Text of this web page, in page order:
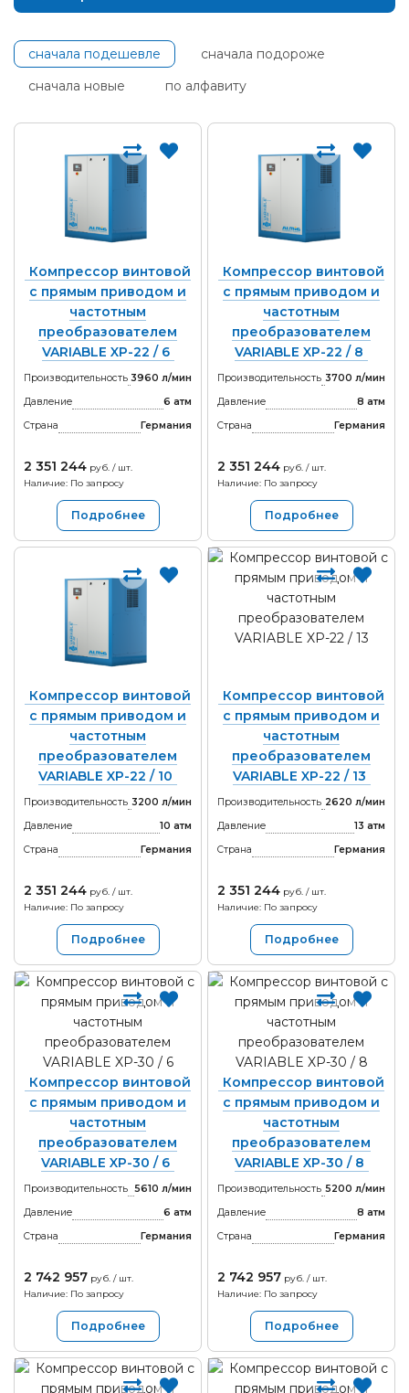
сначала подешевле
сначала подороже
сначала новые
по алфавиту
Компрессор винтовой
с прямым приводом и
частотным
преобразователем
VARIABLE XP-22 / 6
Производительность 3960 л/мин
Давление
6 атм
Страна
Германия
2 351 244 руб. / шт.
Наличие: По запросу
Подробнее
Компрессор винтовой
с прямым приводом и
частотным
преобразователем
VARIABLE XP-22 / 8
Производительность 3700 л/мин
Давление
8 атм
Страна
Германия
2 351 244 руб. / шт.
Наличие: По запросу
Подробнее
Компрессор винтовой
с прямым приводом и
частотным
преобразователем
VARIABLE XP-22 / 10
Производительность 3200 л/мин
Давление
10 атм
Страна
Германия
2 351 244 руб. / шт.
Наличие: По запросу
Подробнее
Компрессор винтовой
с прямым приводом и
частотным
преобразователем
VARIABLE XP-22 / 13
Производительность 2620 л/мин
Давление
13 атм
Страна
Германия
2 351 244 руб. / шт.
Наличие: По запросу
Подробнее
Компрессор винтовой
с прямым приводом и
частотным
преобразователем
VARIABLE XP-30 / 6
Производительность 5610 л/мин
Давление
6 атм
Страна
Германия
2 742 957 руб. / шт.
Наличие: По запросу
Подробнее
Компрессор винтовой
с прямым приводом и
частотным
преобразователем
VARIABLE XP-30 / 8
Производительность 5200 л/мин
Давление
8 атм
Страна
Германия
2 742 957 руб. / шт.
Наличие: По запросу
Подробнее